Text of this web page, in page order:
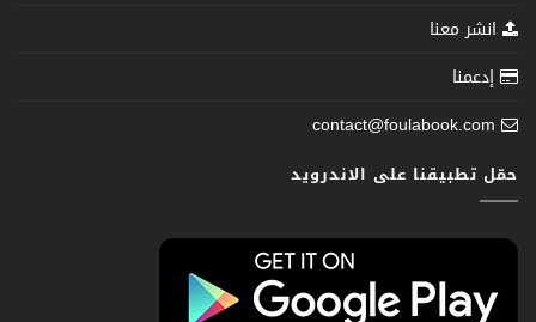
انشر معنا
إدعمنا
contact@foulabook.com
حمّل تطبيقنا على الاندرويد